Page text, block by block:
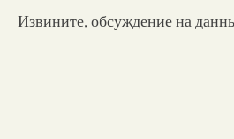
Извините, обсуждение на